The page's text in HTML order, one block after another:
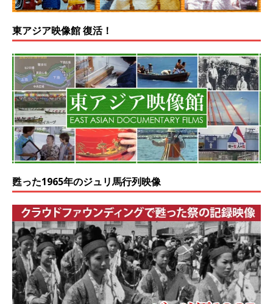
東アジア映像館 復活！
甦った1965年のジュリ馬行列映像